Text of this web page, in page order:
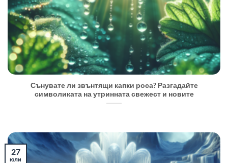
Сънувате ли звънтящи капки роса? Разгадайте
символиката на утринната свежест и новите
27
юли